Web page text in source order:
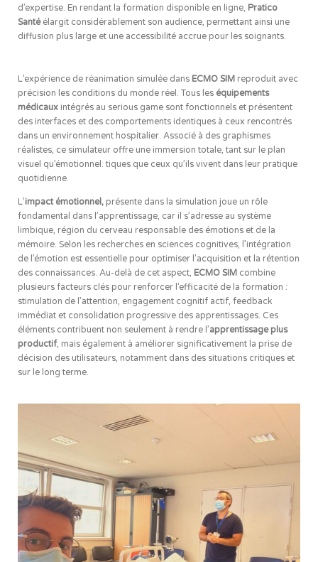
d’expertise. En rendant la formation disponible en ligne, Pratico
Santéélargit considérablement son audience, permettant ainsi une
diffusion plus large et une accessibilité accrue pour les soignants.
L’expérience de réanimation simulée dans ECMO SIM reproduit avec
précision les conditions du monde réel. Tous les équipements
médicaux intégrés au serious game sont fonctionnels et présentent
des interfaces et des comportements identiques à ceux rencontrés
dans un environnement hospitalier. Associé à des graphismes
réalistes, ce simulateur offre une immersion totale, tant sur le plan
visuel qu’émotionnel. tiques que ceux qu’ils vivent dans leur pratique
quotidienne.
L’impact émotionnel, présente dans la simulation joue un rôle
fondamental dans l’apprentissage, car il s’adresse au système
limbique, région du cerveau responsable des émotions et de la
mémoire. Selon les recherches en sciences cognitives, l’intégration
de l’émotion est essentielle pour optimiser l’acquisition et la rétention
des connaissances. Au-delà de cet aspect, ECMO SIM combine
plusieurs facteurs clés pour renforcer l’efficacité de la formation :
stimulation de l’attention, engagement cognitif actif, feedback
immédiat et consolidation progressive des apprentissages. Ces
éléments contribuent non seulement à rendre l’apprentissage plus
productif, mais également à améliorer significativement la prise de
décision des utilisateurs, notamment dans des situations critiques et
sur le long terme.